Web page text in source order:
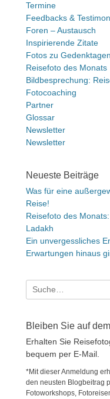
Termine
Feedbacks &
Foren – Austausch
Inspirierende Zitate
Fotos zu Gedenktagen
Reisefoto des Monats
Bildbesprechung:
Fotocoaching
Partner
Glossar
Newsletter
Newsletter
Neueste Beiträge
Was für eine
Reise!
Reisefoto des
Ladakh
Ein unvergessliches
Erwartungen hinaus
Suche
nach:
Bleiben Sie auf
Erhalten Sie
bequem per E-Mail.
*Mit dieser Anmeldung
den neusten Blogbeitrag
Fotoworkshops,